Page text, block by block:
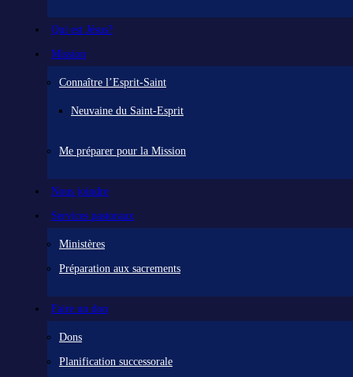
Qui est Jésus?
Mission
Connaître l’Esprit-Saint
Neuvaine du Saint-Esprit
Me préparer pour la Mission
Nous joindre
Services pastoraux
Ministères
Préparation aux sacrements
Faire un don
Dons
Planification successorale